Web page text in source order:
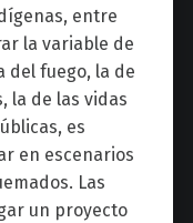
entre
la variable de
del fuego, la de
la de las vidas
es
en escenarios
Las
un proyecto